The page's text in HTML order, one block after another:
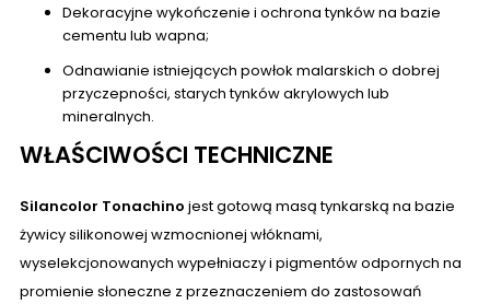
Dekoracyjne wykończenie i ochrona tynków na bazie
cementu lub wapna;
Odnawianie istniejących powłok malarskich o dobrej
przyczepności, starych tynków akrylowych lub
mineralnych.
WŁAŚCIWOŚCI TECHNICZNE
Silancolor Tonachino jest gotową masą tynkarską na bazie
żywicy silikonowej wzmocnionej włóknami,
wyselekcjonowanych wypełniaczy i pigmentów odpornych na
promienie słoneczne z przeznaczeniem do zastosowań